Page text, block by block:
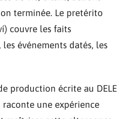
terminée. Le pretérito
couvre les faits
événements datés, les
production écrite au DELE
une expérience